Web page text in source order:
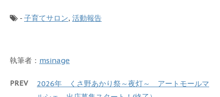
- 子育てサロン, 活動報告
執筆者： msinage
PREV
2026年 くさ野あかり祭～夜灯～ アートモールマ